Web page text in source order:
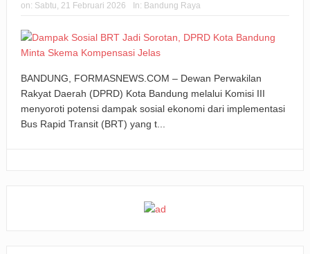
on: Sabtu, 21 Februari 2026 In: Bandung Raya
BANDUNG, FORMASNEWS.COM – Dewan Perwakilan
Rakyat Daerah (DPRD) Kota Bandung melalui Komisi III
menyoroti potensi dampak sosial ekonomi dari implementasi
Bus Rapid Transit (BRT) yang t...